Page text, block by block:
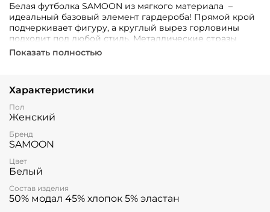
Белая футболка SAMOON из мягкого материала –
идеальный базовый элемент гардероба! Прямой крой
подчеркивает фигуру, а круглый вырез горловины
подходит под любой стиль. Металлические стразы
добавляют элегантности и шарма.
Показать полностью
Характеристики
Пол
Женский
Бренд
SAMOON
Цвет
Белый
Состав изделия
50% модал 45% хлопок 5% эластан